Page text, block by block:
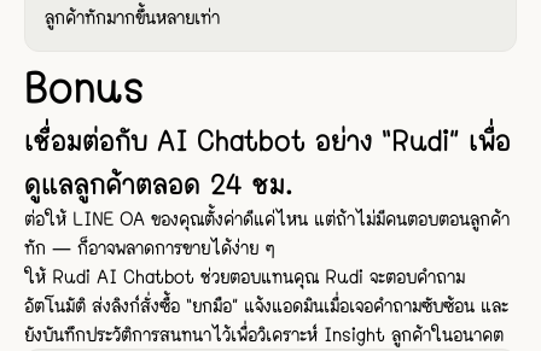
ลูกค้าทักมากขึ้นหลายเท่า
Bonus
เชื่อมต่อกับ AI Chatbot อย่าง “Rudi” เพื่อ
ดูแลลูกค้าตลอด 24 ชม.
ต่อให้ LINE OA ของคุณตั้งค่าดีแค่ไหน แต่ถ้าไม่มีคนตอบตอนลูกค้า
ทัก — ก็อาจพลาดการขายได้ง่าย ๆ
ให้ Rudi AI Chatbot ช่วยตอบแทนคุณ Rudi จะตอบคำถาม
อัตโนมัติ ส่งลิงก์สั่งซื้อ “ยกมือ” แจ้งแอดมินเมื่อเจอคำถามซับซ้อน และ
ยังบันทึกประวัติการสนทนาไว้เพื่อวิเคราะห์ Insight ลูกค้าในอนาคต